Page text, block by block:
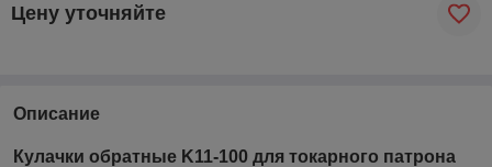
Цену уточняйте
Описание
Кулачки обратные K11-100 для токарного патрона